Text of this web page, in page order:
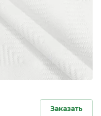
Заказать